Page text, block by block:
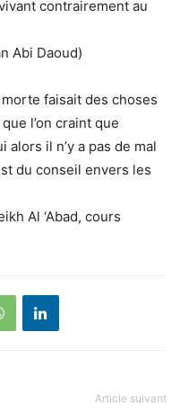
contrairement au
Abi Daoud)
faisait des choses
l’on craint que
il n’y a pas de mal
du conseil envers les
Al ‘Abad, cours
Article suivant